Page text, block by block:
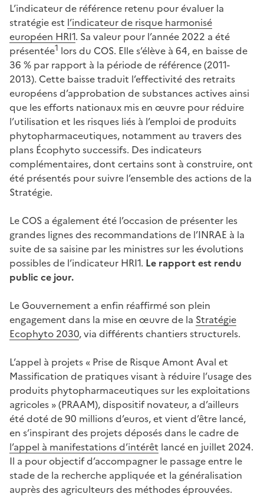
L’indicateur de référence retenu pour évaluer la
stratégie est l’indicateur de risque harmonisé
européen HRI1. Sa valeur pour l’année 2022 a été
présentée1 lors du COS. Elle s’élève à 64, en baisse de
36 % par rapport à la période de référence (2011-
2013). Cette baisse traduit l’effectivité des retraits
européens d’approbation de substances actives ainsi
que les efforts nationaux mis en œuvre pour réduire
l’utilisation et les risques liés à l’emploi de produits
phytopharmaceutiques, notamment au travers des
plans Écophyto successifs. Des indicateurs
complémentaires, dont certains sont à construire, ont
été présentés pour suivre l’ensemble des actions de la
Stratégie.
Le COS a également été l’occasion de présenter les
grandes lignes des recommandations de l’INRAE à la
suite de sa saisine par les ministres sur les évolutions
possibles de l’indicateur HRI1. Le rapport est rendu
public ce jour.
Le Gouvernement a enfin réaffirmé son plein
engagement dans la mise en œuvre de la Stratégie
Ecophyto 2030, via différents chantiers structurels.
L’appel à projets « Prise de Risque Amont Aval et
Massification de pratiques visant à réduire l’usage des
produits phytopharmaceutiques sur les exploitations
agricoles » (PRAAM), dispositif novateur, a d’ailleurs
été doté de 90 millions d’euros, et vient d’être lancé,
en s’inspirant des projets déposés dans le cadre de
l’appel à manifestations d’intérêt lancé en juillet 2024.
Il a pour objectif d’accompagner le passage entre le
stade de la recherche appliquée et la généralisation
auprès des agriculteurs des méthodes éprouvées.